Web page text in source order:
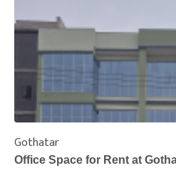
Gothatar
Office Space for Rent at